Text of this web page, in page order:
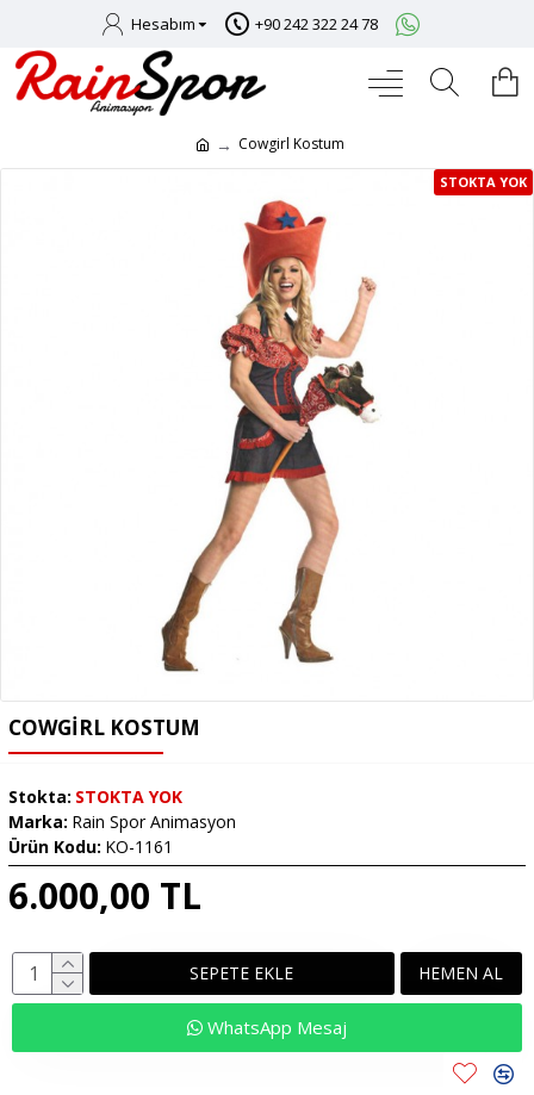
Hesabım +90 242 322 24 78
Cowgirl Kostum
STOKTA YOK
COWGIRL KOSTUM
6.000,00 TL
Stokta: STOKTA YOK
Marka: Rain Spor Animasyon
Ürün Kodu: KO-1161
SEPETE EKLE HEMEN AL
WhatsApp Mesaj